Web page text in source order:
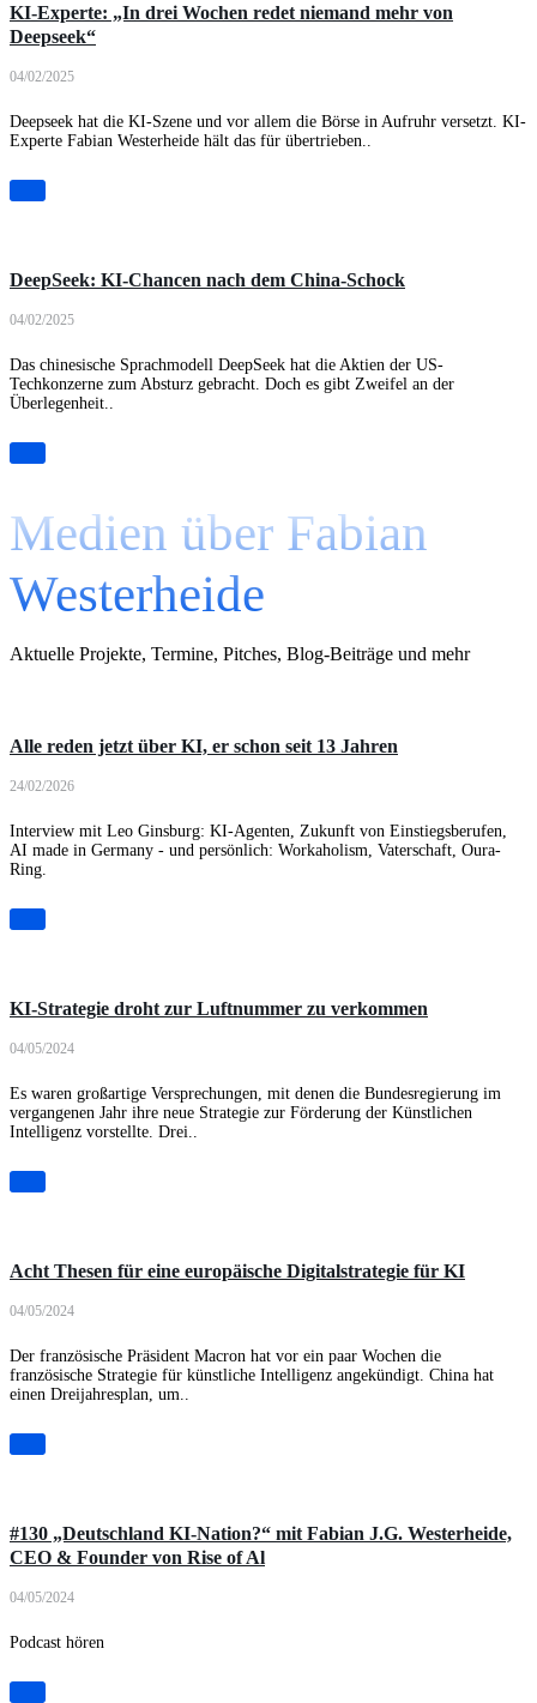
KI-Experte: „In drei Wochen redet niemand mehr von
Deepseek“
04/02/2025
Deepseek hat die KI-Szene und vor allem die Börse in Aufruhr versetzt. KI-
Experte Fabian Westerheide hält das für übertrieben..
DeepSeek: KI-Chancen nach dem China-Schock
04/02/2025
Das chinesische Sprachmodell DeepSeek hat die Aktien der US-
Techkonzerne zum Absturz gebracht. Doch es gibt Zweifel an der
Überlegenheit..
Medien über Fabian
Westerheide
Aktuelle Projekte, Termine, Pitches, Blog-Beiträge und mehr
Alle reden jetzt über KI, er schon seit 13 Jahren
24/02/2026
Interview mit Leo Ginsburg: KI-Agenten, Zukunft von Einstiegsberufen,
AI made in Germany - und persönlich: Workaholism, Vaterschaft, Oura-
Ring.
KI-Strategie droht zur Luftnummer zu verkommen
04/05/2024
Es waren großartige Versprechungen, mit denen die Bundesregierung im
vergangenen Jahr ihre neue Strategie zur Förderung der Künstlichen
Intelligenz vorstellte. Drei..
Acht Thesen für eine europäische Digitalstrategie für KI
04/05/2024
Der französische Präsident Macron hat vor ein paar Wochen die
französische Strategie für künstliche Intelligenz angekündigt. China hat
einen Dreijahresplan, um..
#130 „Deutschland KI-Nation?“ mit Fabian J.G. Westerheide,
CEO & Founder von Rise of Al
04/05/2024
Podcast hören